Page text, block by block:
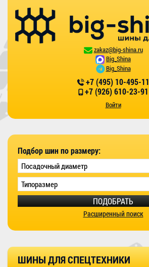
zakaz@big-shina.ru
Big_Shina
Big_Shina
+7 (495) 10-495-11
+7 (926) 610-23-91
Войти
ШИНЫ ДЛЯ СПЕЦТЕХНИКИ
Подбор шин по размеру:
ПОДОБРАТЬ
Расширенный поиск